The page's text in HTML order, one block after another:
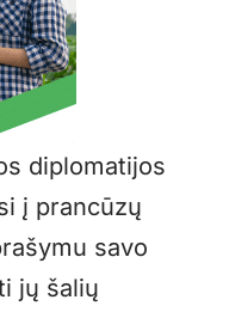
diplomatijos
į prancūzų
savo
jų šalių